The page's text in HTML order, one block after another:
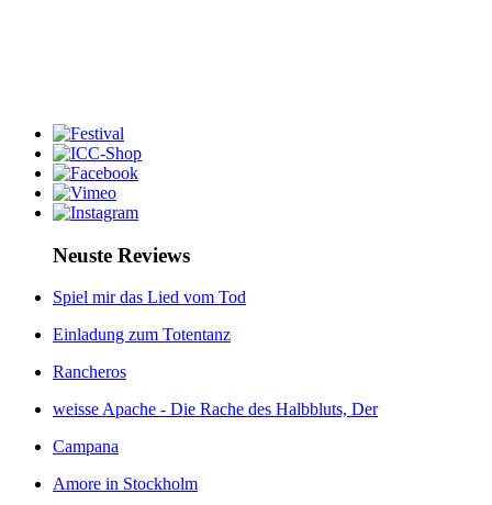
Neuste Reviews
Spiel mir das Lied vom Tod
Einladung zum Totentanz
Rancheros
weisse Apache - Die Rache des Halbbluts, Der
Campana
Amore in Stockholm